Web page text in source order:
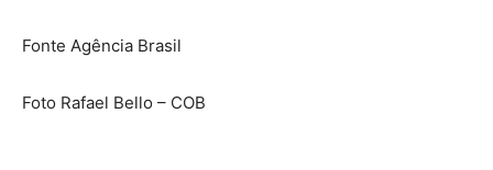
Fonte Agência Brasil
Foto Rafael Bello – COB